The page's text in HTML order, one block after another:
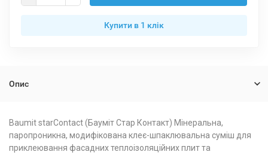
Купити в 1 клiк
Опис
Baumit starContact (Бауміт Стар Контакт) Мінеральна,
паропроникна, модифікована клеє-шпаклювальна суміш для
приклеювання фасадних теплоізоляційних плит та